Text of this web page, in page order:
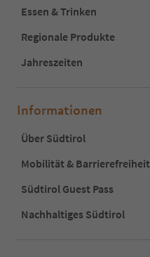
Essen & Trinken
Regionale Produkte
Jahreszeiten
Informationen
Über Südtirol
Mobilität & Barrierefreiheit
Südtirol Guest Pass
Nachhaltiges Südtirol